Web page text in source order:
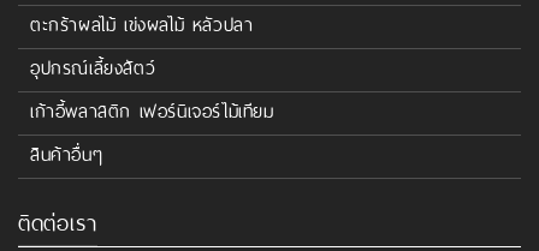
ตะกร้าผลไม้ เข่งผลไม้ หลัวปลา
อุปกรณ์เลี้ยงสัตว์
เก้าอี้พลาสติก เฟอร์นิเจอร์ไม้เทียม
สินค้าอื่นๆ
ติดต่อเรา